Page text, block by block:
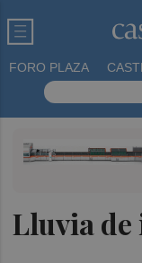
FORO PLAZA
Lluvia